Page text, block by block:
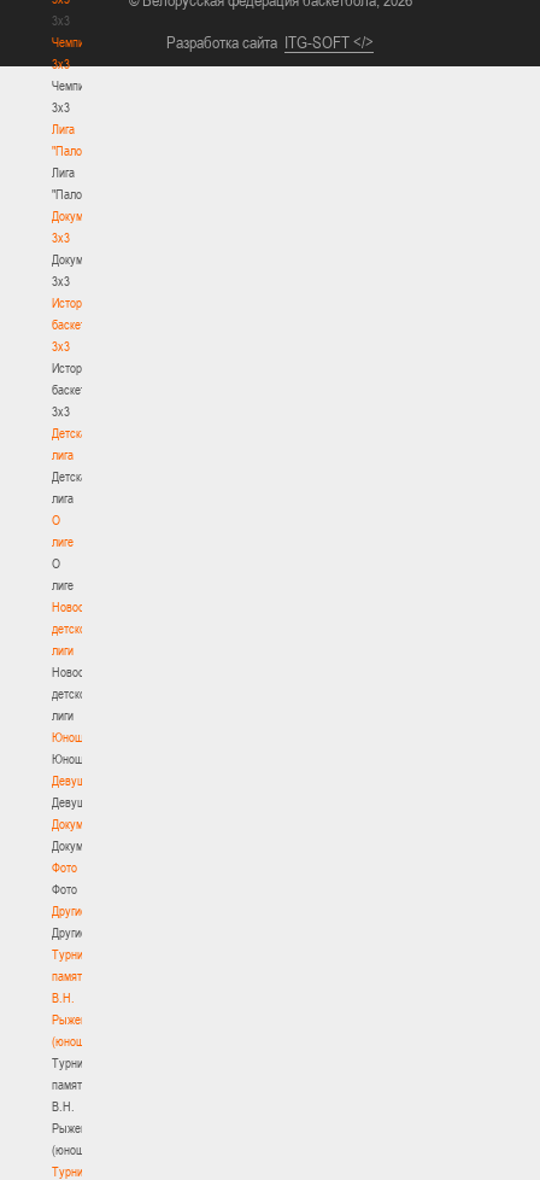
3x3
Чемпионат
3х3
Чемпионат
3х3
Лига
"Палова"
Лига
"Палова"
Документы
3х3
Документы
3х3
История
баскетбола
3х3
История
баскетбола
3х3
Детская
лига
Детская
лига
О
лиге
О
лиге
Новости
детской
лиги
Новости
детской
лиги
Юноши
Юноши
Девушки
Девушки
Документы
Документы
Фото
Фото
Другие
Другие
Турнир
памяти
В.Н.
Рыженкова
(юноши)
Турнир
памяти
В.Н.
Рыженкова
(юноши)
Турнир
Разработка сайта ITG-SOFT </>